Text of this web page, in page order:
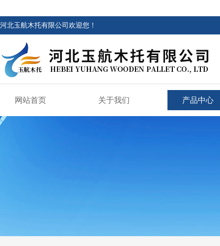
河北玉航木托有限公司欢迎您！
网站首页 关于我们 产品中心